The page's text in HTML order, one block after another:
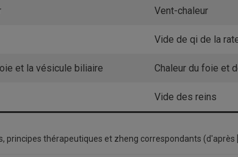
Vent-chaleur
Vide de qi de la
et la vésicule biliaire Chaleur du foie et
Vide des reins
principes thérapeutiques et zheng correspondants (d'après [